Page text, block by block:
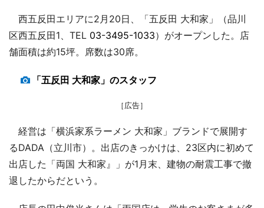
西五反田エリアに2月20日、「五反田 大和家」（品川
区西五反田1、TEL 03-3495-1033）がオープンした。店
舗面積は約15坪。席数は30席。
「五反田 大和家」のスタッフ
［広告］
経営は「横浜家系ラーメン 大和家」ブランドで展開す
るDADA（立川市）。出店のきっかけは、23区内に初めて
出店した「両国 大和家』」が1月末、建物の耐震工事で撤
退したからだという。